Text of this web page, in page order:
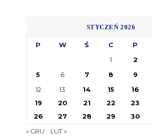
STYCZEŃ 2026
P W Ś C P
1
2
5
6 7 8 9
12
13 14 15 16
19
20 21 22 23
26
27 28 29 30
« GRU
LUT »